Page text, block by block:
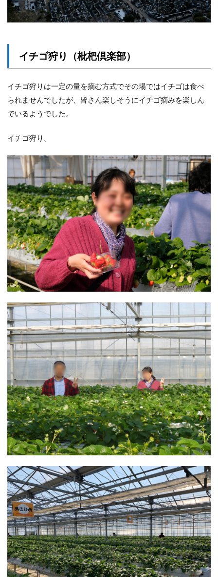
イチゴ狩り（枇杷倶楽部）
イチゴ狩りは一定の量を摘む方式でその場ではイチゴは食べ
られませんでしたが、皆さん楽しそうにイチゴ摘みを楽しん
でいるようでした。
イチゴ狩り。